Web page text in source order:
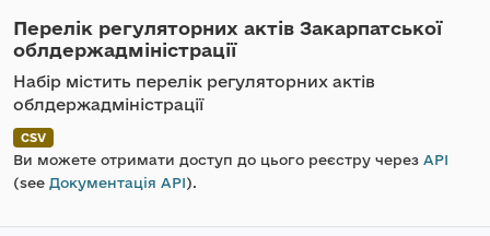
Перелік регуляторних актів Закарпатської
облдержадміністрації
Набір містить перелік регуляторних актів
облдержадміністрації
CSV
Ви можете отримати доступ до цього реєстру через API
(see Документація API).